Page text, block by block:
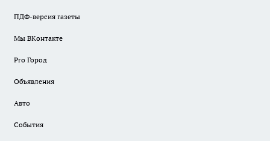
ПДФ-версия газеты
Мы ВКонтакте
Pro Город
Объявления
Авто
События